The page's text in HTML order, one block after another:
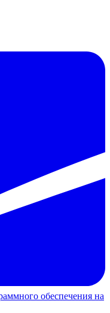
обеспечения на